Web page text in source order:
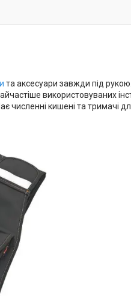
та аксесуари завжди під
використовуваних
численні кишені та тримачі